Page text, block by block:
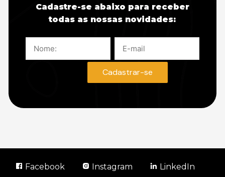
Cadastre-se abaixo para receber
todas as nossas novidades:
Facebook Instagram
LinkedIn